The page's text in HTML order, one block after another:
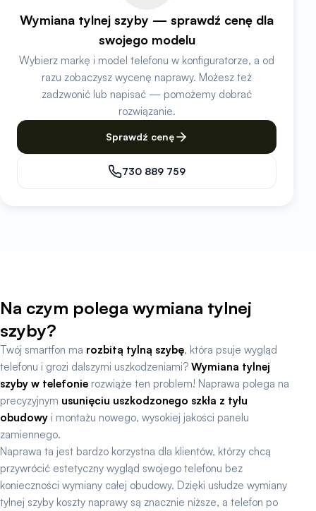
Wymiana tylnej szyby — sprawdź cenę dla
swojego modelu
Wybierz markę i model telefonu w konfiguratorze, a od
razu zobaczysz wycenę naprawy. Możesz też
zadzwonić lub napisać — pomożemy dobrać
rozwiązanie.
Sprawdź cenę
730 889 759
Na czym polega wymiana tylnej
szyby?
Twój smartfon ma rozbitą tylną szybę, która psuje wygląd
telefonu i grozi dalszymi uszkodzeniami? Wymiana tylnej
szyby w telefonie rozwiąże ten problem! Naprawa polega na
precyzyjnym usunięciu uszkodzonego szkła z tyłu
obudowy i montażu nowego, wysokiej jakości panelu
zamiennego.
Naprawa ta jest bardzo korzystna dla klientów, którzy chcą
przywrócić estetyczny wygląd swojego telefonu bez
konieczności wymiany całej obudowy. Dzięki usłudze wymiany
tylnej szyby koszty naprawy są znacznie niższe, a telefon po